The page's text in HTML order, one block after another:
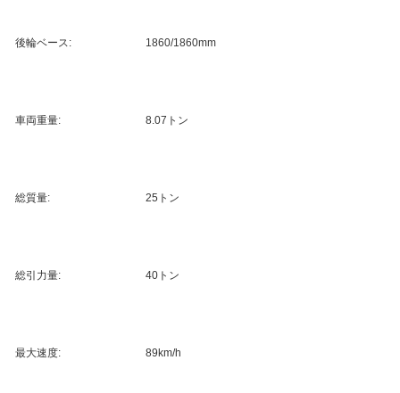
後輪ベース: 1860/1860mm
車両重量: 8.07トン
総質量: 25トン
総引力量: 40トン
最大速度: 89km/h